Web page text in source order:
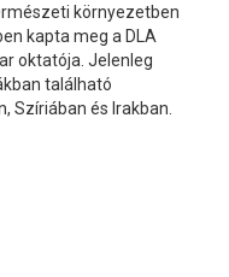
környezetben
kapta meg a DLA
oktatója. Jelenleg
található
Szíriában és Irakban.